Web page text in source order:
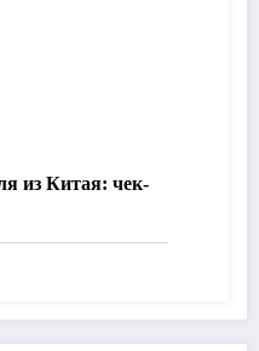
из Китая: чек-